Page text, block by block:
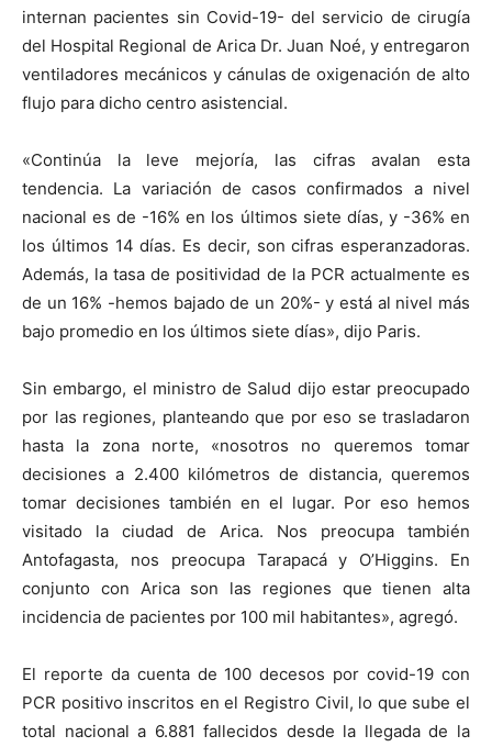
internan pacientes sin Covid-19- del servicio de cirugía
del Hospital Regional de Arica Dr. Juan Noé, y entregaron
ventiladores mecánicos y cánulas de oxigenación de alto
flujo para dicho centro asistencial.
«Continúa la leve mejoría, las cifras avalan esta
tendencia. La variación de casos confirmados a nivel
nacional es de -16% en los últimos siete días, y -36% en
los últimos 14 días. Es decir, son cifras esperanzadoras.
Además, la tasa de positividad de la PCR actualmente es
de un 16% -hemos bajado de un 20%- y está al nivel más
bajo promedio en los últimos siete días», dijo Paris.
Sin embargo, el ministro de Salud dijo estar preocupado
por las regiones, planteando que por eso se trasladaron
hasta la zona norte, «nosotros no queremos tomar
decisiones a 2.400 kilómetros de distancia, queremos
tomar decisiones también en el lugar. Por eso hemos
visitado la ciudad de Arica. Nos preocupa también
Antofagasta, nos preocupa Tarapacá y O’Higgins. En
conjunto con Arica son las regiones que tienen alta
incidencia de pacientes por 100 mil habitantes», agregó.
El reporte da cuenta de 100 decesos por covid-19 con
PCR positivo inscritos en el Registro Civil, lo que sube el
total nacional a 6.881 fallecidos desde la llegada de la